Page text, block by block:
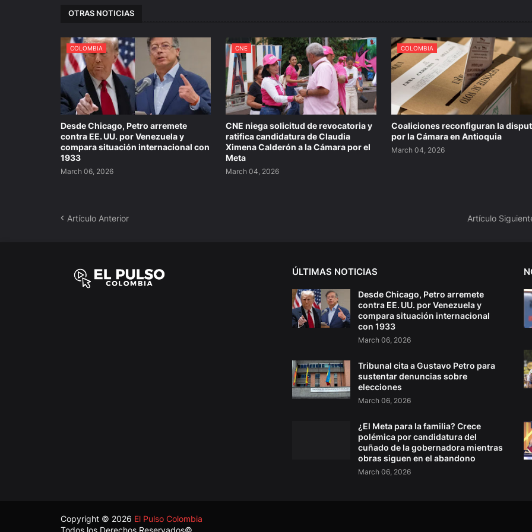
OTRAS NOTICIAS
COLOMBIA
Desde Chicago, Petro arremete
contra EE. UU. por Venezuela y
compara situación internacional con
1933
March 06, 2026
CNE
CNE niega solicitud de revocatoria y
ratifica candidatura de Claudia
Ximena Calderón a la Cámara por el
Meta
March 04, 2026
COLOMBIA
Coaliciones reconfiguran la
por la Cámara en Antioquia
March 04, 2026
Artículo Anterior Artículo
ÚLTIMAS NOTICIAS
Desde Chicago, Petro arremete
contra EE. UU. por Venezuela y
compara situación internacional
con 1933
March 06, 2026
Tribunal cita a Gustavo Petro para
sustentar denuncias sobre
elecciones
March 06, 2026
¿El Meta para la familia? Crece
polémica por candidatura del
cuñado de la gobernadora mientras
obras siguen en el abandono
March 06, 2026
Copyright © 2026 El Pulso Colombia
Todos los Derechos Reservados©